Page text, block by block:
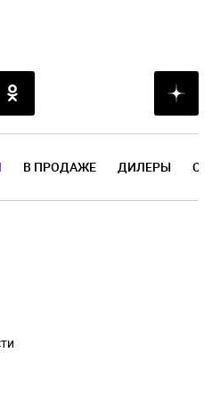
В ПРОДАЖЕ ДИЛЕРЫ